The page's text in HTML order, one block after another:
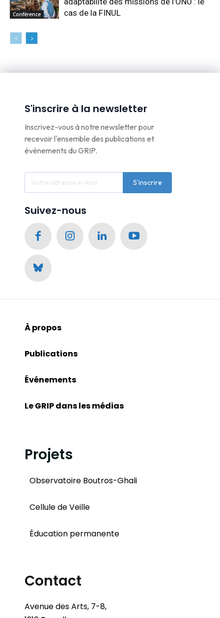
Conférence
cas de la FINUL
S'inscrire à la newsletter
Inscrivez-vous à notre newsletter pour
recevoir l'ensemble des publications et
événements du GRIP.
S'inscrire
Suivez-nous
À propos
Publications
Événements
Le GRIP dans les médias
Projets
Observatoire Boutros-Ghali
Cellule de Veille
Éducation permanente
Contact
Avenue des Arts, 7-8,